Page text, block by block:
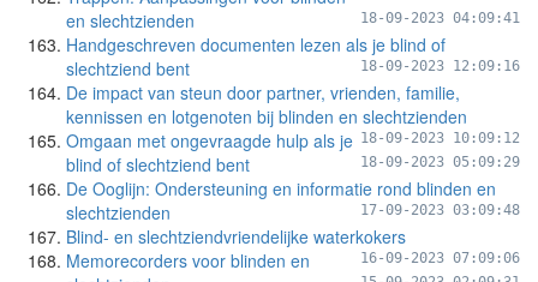
en slechtzienden
18-09-2023 04:09:41
Handgeschreven documenten lezen als je blind of
slechtziend bent
18-09-2023 12:09:16
De impact van steun door partner, vrienden, familie,
kennissen en lotgenoten bij blinden en slechtzienden
18-09-2023 10:09:12
Omgaan met ongevraagde hulp als je
blind of slechtziend bent
18-09-2023 05:09:29
De Ooglijn: Ondersteuning en informatie rond blinden en
slechtzienden
17-09-2023 03:09:48
Blind- en slechtziendvriendelijke waterkokers
16-09-2023 07:09:06
Memorecorders voor blinden en